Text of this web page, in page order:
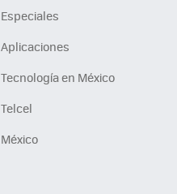
Especiales
Aplicaciones
Tecnología en México
Telcel
México